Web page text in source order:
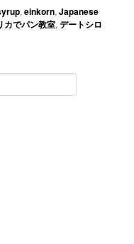
,einkorn,Japanese
カでパン教室,デートシロ